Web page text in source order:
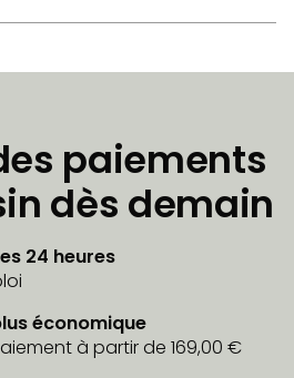
paiements
dès demain
24 heures
économique
à partir de 169,00 €